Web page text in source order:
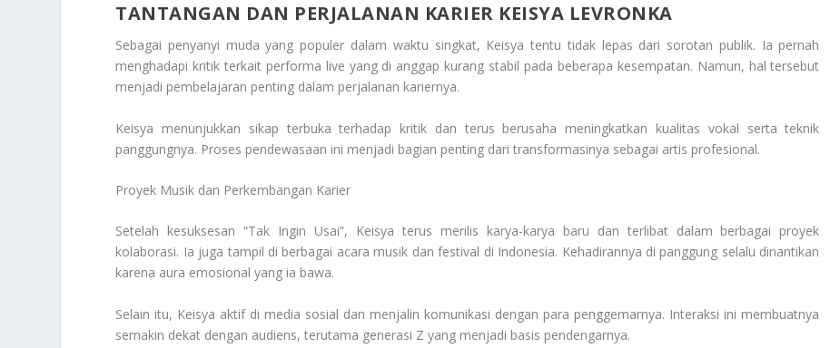
TANTANGAN DAN PERJALANAN KARIER KEISYA LEVRONKA
Sebagai penyanyi muda yang populer dalam waktu singkat, Keisya tentu tidak lepas dari sorotan publik. Ia pernah
menghadapi kritik terkait performa live yang di anggap kurang stabil pada beberapa kesempatan. Namun, hal tersebut
menjadi pembelajaran penting dalam perjalanan kariernya.
Keisya menunjukkan sikap terbuka terhadap kritik dan terus berusaha meningkatkan kualitas vokal serta teknik
panggungnya. Proses pendewasaan ini menjadi bagian penting dari transformasinya sebagai artis profesional.
Proyek Musik dan Perkembangan Karier
Setelah kesuksesan “Tak Ingin Usai”, Keisya terus merilis karya-karya baru dan terlibat dalam berbagai proyek
kolaborasi. Ia juga tampil di berbagai acara musik dan festival di Indonesia. Kehadirannya di panggung selalu dinantikan
karena aura emosional yang ia bawa.
Selain itu, Keisya aktif di media sosial dan menjalin komunikasi dengan para penggemarnya. Interaksi ini membuatnya
semakin dekat dengan audiens, terutama generasi Z yang menjadi basis pendengarnya.